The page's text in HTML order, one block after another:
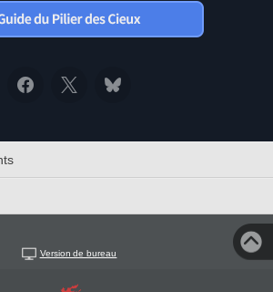
Version de bureau